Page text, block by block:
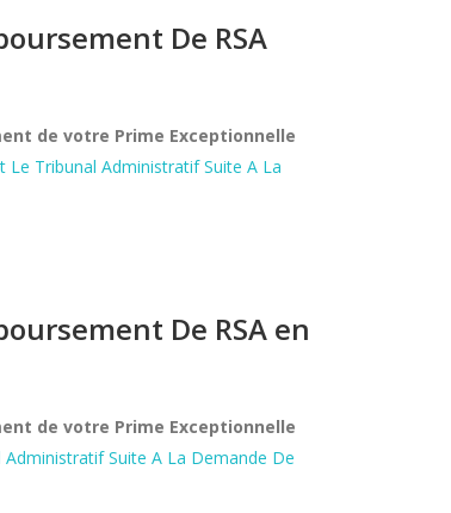
De RSA
de votre Prime Exceptionnelle
Le Tribunal Administratif Suite A La
De RSA en
de votre Prime Exceptionnelle
Suite A La Demande De